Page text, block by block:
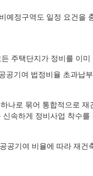
예정구역도 일정 요건을
주택단지가 정비를 이미
기여 법정비율 초과납
나로 묶어 통합적으로
속하게 정비사업 착수를
기여 비율에 따라 재건